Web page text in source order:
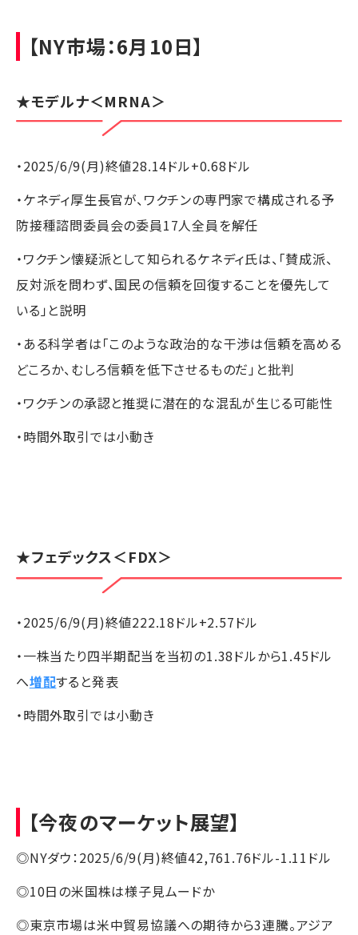
【NY市場：6月10日】
★モデルナ＜MRNA＞
・2025/6/9(月)終値28.14ドル+0.68ドル
・ケネディ厚生長官が、ワクチンの専門家で構成される予
防接種諮問委員会の委員17人全員を解任
・ワクチン懐疑派として知られるケネディ氏は、「賛成派、
反対派を問わず、国民の信頼を回復することを優先して
いる」と説明
・ある科学者は「このような政治的な干渉は信頼を高める
どころか、むしろ信頼を低下させるものだ」と批判
・ワクチンの承認と推奨に潜在的な混乱が生じる可能性
・時間外取引では小動き
★フェデックス＜FDX＞
・2025/6/9(月)終値222.18ドル+2.57ドル
・一株当たり四半期配当を当初の1.38ドルから1.45ドル
へ増配すると発表
・時間外取引では小動き
【今夜のマーケット展望】
◎NYダウ：2025/6/9(月)終値42,761.76ドル-1.11ドル
◎10日の米国株は様子見ムードか
◎東京市場は米中貿易協議への期待から3連騰。アジア